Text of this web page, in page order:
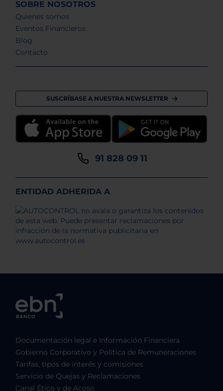
SOBRE NOSOTROS
Quienes somos
Eventos Financieros
Blog
Contacto
SUSCRÍBASE A NUESTRA NEWSLETTER
91 828 09 11
ENTIDAD ADHERIDA A
Documentación legal e Información Financiera
Gobierno Corporativo y Política de Remuneraciones
Tarifas, tipos de interés y comisiones
Servicio de Quejas y Reclamaciones
Canal Ético y de Acoso